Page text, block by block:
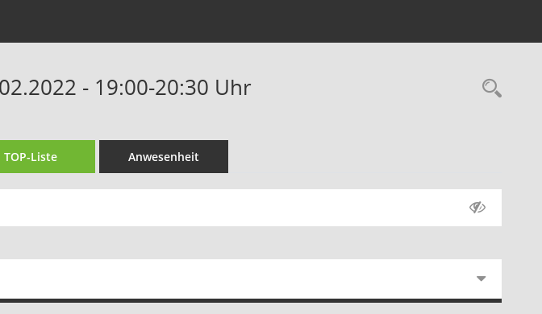
- 19:00-20:30 Uhr
TOP-Liste Anwesenheit